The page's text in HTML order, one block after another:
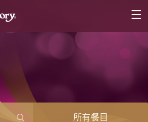
所有餐目